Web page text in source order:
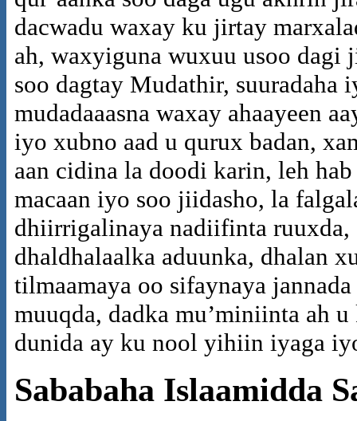
dacwadu waxay ku jirtay
ah, waxyiguna wuxuu usoo dagi
soo dagtay Mudathir, suuradaha
mudadaaasna waxay ahaayeen
iyo xubno aad u qurux badan,
aan cidina la doodi karin, leh
macaan iyo soo jiidasho, la
dhiirrigalinaya nadiifinta ruuxda,
dhaldhalaalka aduunka, dhalan
tilmaamaya oo sifaynaya
muuqda, dadka mu’miniinta ah
dunida ay ku nool yihiin iyaga
Sababaha Islaamidda